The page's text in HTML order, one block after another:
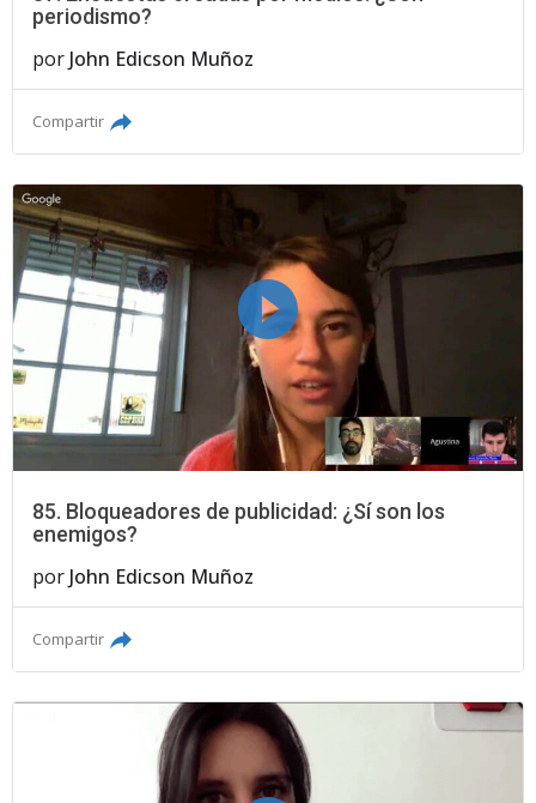
periodismo?
por John Edicson Muñoz
Compartir
85. Bloqueadores de publicidad: ¿Sí son los
enemigos?
por John Edicson Muñoz
Compartir